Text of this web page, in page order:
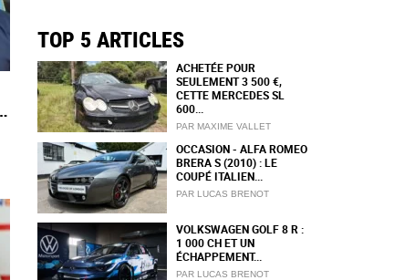
TOP 5 ARTICLES
ACHETÉE POUR
SEULEMENT 3 500 €,
CETTE MERCEDES SL
600...
PAR MAXIME VALLET
OCCASION - ALFA ROMEO
BRERA S (2010) : LE
COUPÉ ITALIEN...
PAR LUCAS BRENOT
VOLKSWAGEN GOLF 8 R :
1 000 CH ET UN
ÉCHAPPEMENT...
PAR LUCAS BRENOT